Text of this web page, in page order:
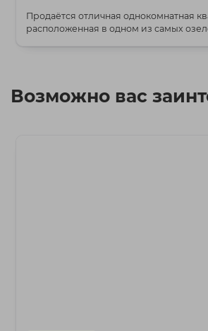
Продаётся отличная однокомнатная
расположенная в одном из самых
Возможно вас